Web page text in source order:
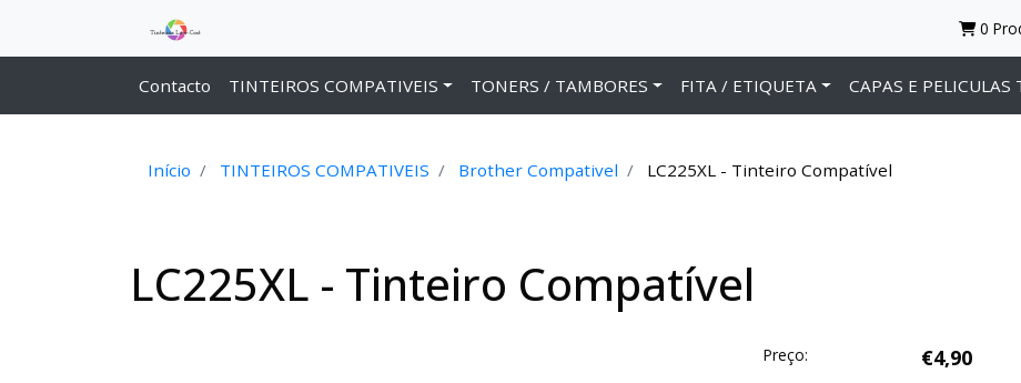
0
Contacto TINTEIROS COMPATIVEIS TONERS / TAMBORES FITA / ETIQUETA CAPAS E PELICULAS
Início TINTEIROS COMPATIVEIS Brother Compativel LC225XL - Tinteiro Compatível
LC225XL - Tinteiro Compatível
Preço: €4,90